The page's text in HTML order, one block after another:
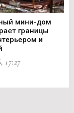
мини-дом
границы
и
17:27